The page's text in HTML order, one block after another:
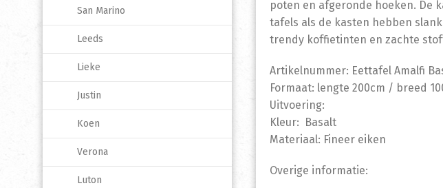
poten en afgeronde hoeken. De
tafels als de kasten hebben
trendy koffietinten en zachte
Artikelnummer: Eettafel Amalfi
Formaat: lengte 200cm / breed
Uitvoering:
Kleur: Basalt
Materiaal: Fineer eiken
Overige informatie:
San Marino
Leeds
Lieke
Justin
Koen
Verona
Luton